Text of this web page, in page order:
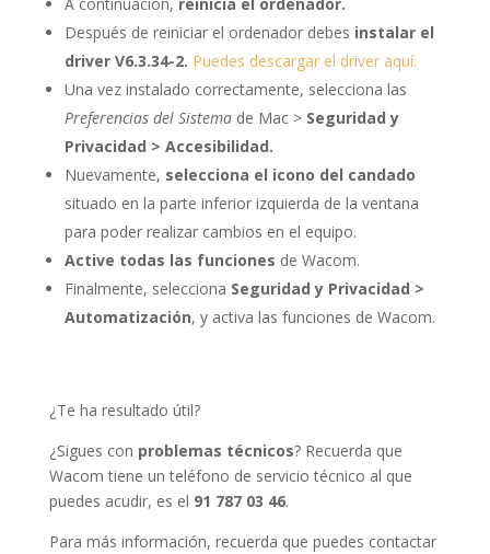
Después de reiniciar el ordenador debes instalar el
driver V6.3.34-2. Puedes descargar el driver aquí.
Una vez instalado correctamente, selecciona las
Preferencias del Sistemade Mac > Seguridad y
Privacidad > Accesibilidad.
Nuevamente, selecciona el icono del candado
situado en la parte inferior izquierda de la ventana
para poder realizar cambios en el equipo.
Active todas las funciones de Wacom.
Finalmente, selecciona Seguridad y Privacidad >
Automatización, y activa las funciones de Wacom.
¿Te ha resultado útil?
¿Sigues con problemas técnicos? Recuerda que
Wacom tiene un teléfono de servicio técnico al que
puedes acudir, es el 91 787 03 46.
Para más información, recuerda que puedes contactar